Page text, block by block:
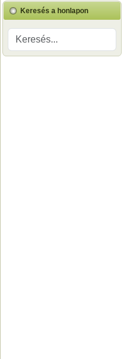
Keresés a honlapon